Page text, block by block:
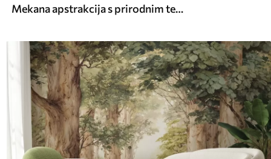
Mekana apstrakcija s prirodnim teksturama u neutralnim tonovima